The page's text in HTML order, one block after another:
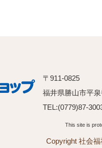
〒911-0825
福井県勝山市平
TEL:(0779)87-
This site is
Copyright 社会